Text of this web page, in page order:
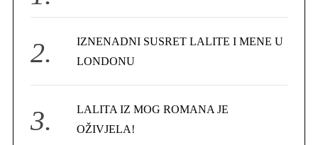
o
IZNENADNI SUSRET LALITE I MENE U
LONDONU
LALITA IZ MOG ROMANA JE
OŽIVJELA!